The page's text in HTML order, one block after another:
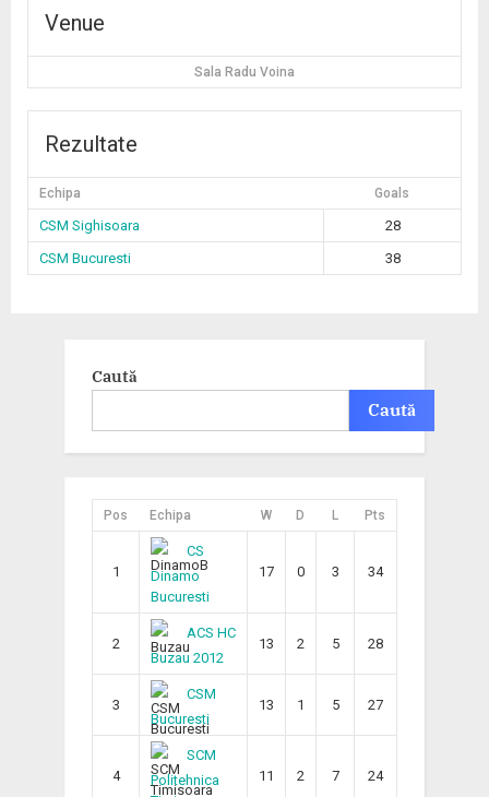
Venue
Sala Radu Voina
Rezultate
Echipa Goals
CSM Sighisoara
28
CSM Bucuresti
38
Caută
Caută
Pos Echipa W D L Pts
1
CS
Dinamo
Bucuresti
17 0 3 34
2
ACS HC
Buzau 2012
13 2 5 28
3
CSM
Bucuresti
13 1 5 27
4
SCM
Politehnica
11 2 7 24